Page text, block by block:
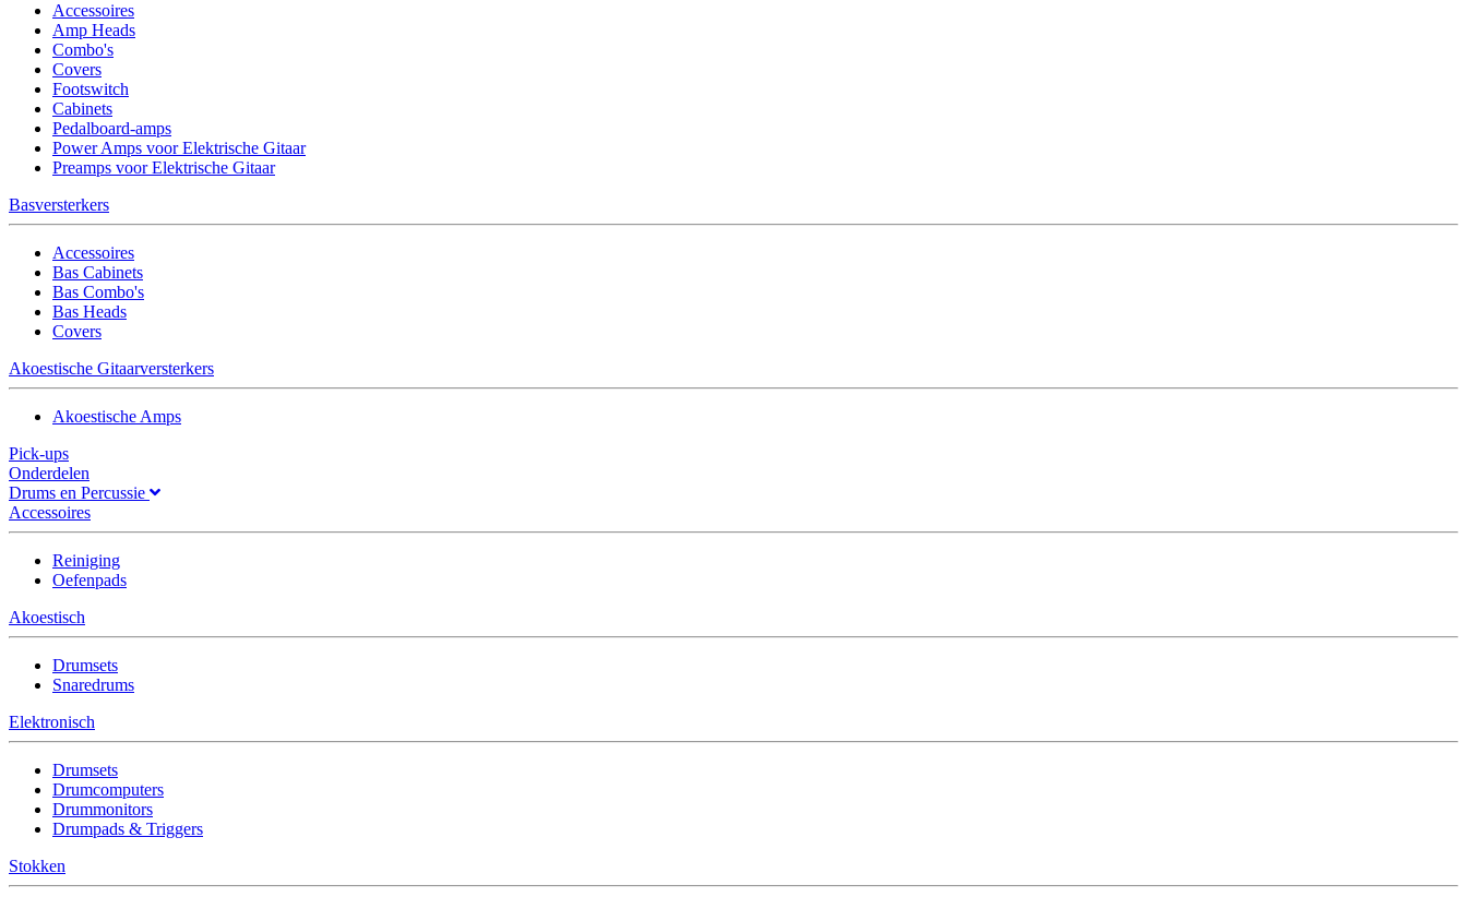
Accessoires
Amp Heads
Combo's
Covers
Footswitch
Cabinets
Pedalboard-amps
Power Amps voor Elektrische Gitaar
Preamps voor Elektrische Gitaar
Basversterkers
Accessoires
Bas Cabinets
Bas Combo's
Bas Heads
Covers
Akoestische Gitaarversterkers
Akoestische Amps
Pick-ups
Onderdelen
Drums en Percussie
Accessoires
Reiniging
Oefenpads
Akoestisch
Drumsets
Snaredrums
Elektronisch
Drumsets
Drumcomputers
Drummonitors
Drumpads & Triggers
Stokken